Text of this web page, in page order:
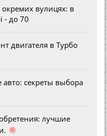
окремих вулицях: в
- до 70
двигателя в Турбо
секреты выбора
лучшие
®